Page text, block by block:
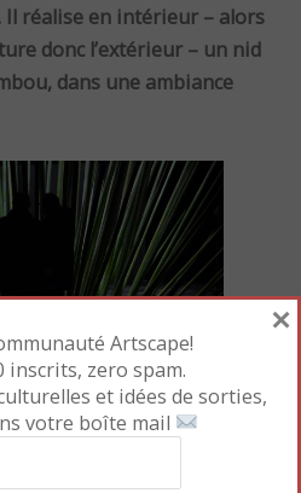
Il réalise en intérieur – alors
donc l’extérieur – un nid
dans une ambiance
, 2019 (c)
Saoulski
Artscape!
inscrits, zero spam.
et idées de sorties,
votre boîte mail
×